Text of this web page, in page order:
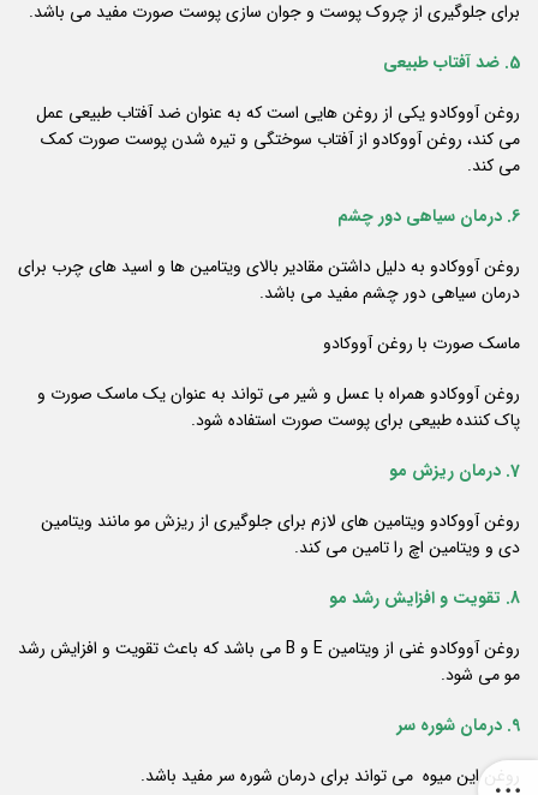
برای جلوگیری از چروک پوست و جوان سازی پوست صورت مفید می باشد.
5. ضد آفتاب طبیعی
روغن آووکادو یکی از روغن هایی است که به عنوان ضد آفتاب طبیعی عمل
می کند، روغن آووکادو از آفتاب سوختگی و تیره شدن پوست صورت کمک
می کند.
6. درمان سیاهی دور چشم
روغن آووکادو به دلیل داشتن مقادیر بالای ویتامین ها و اسید های چرب برای
درمان سیاهی دور چشم مفید می باشد.
ماسک صورت با روغن آووکادو
روغن آووکادو همراه با عسل و شیر می تواند به عنوان یک ماسک صورت و
پاک کننده طبیعی برای پوست صورت استفاده شود.
7. درمان ریزش مو
روغن آووکادو ویتامین های لازم برای جلوگیری از ریزش مو مانند ویتامین
دی و ویتامین اچ را تامین می کند.
8. تقویت و افزایش رشد مو
روغن آووکادو غنی از ویتامین E و B می باشد که باعث تقویت و افزایش رشد
مو می شود.
9. درمان شوره سر
روغن این میوه می تواند برای درمان شوره سر مفید باشد.